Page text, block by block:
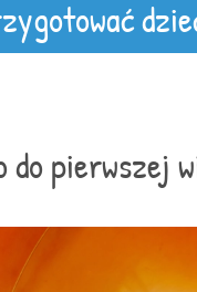
pierwszej